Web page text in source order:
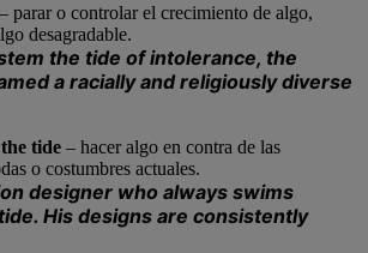
– parar o controlar el crecimiento de algo,
desagradable.
the tide of intolerance, the
a racially and religiously diverse
tide – hacer algo en contra de las
o costumbres actuales.
designer who always swims
. His designs are consistently